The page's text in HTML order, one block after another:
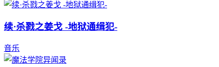
续·杀戮之姜戈 -地狱通缉犯-
音乐